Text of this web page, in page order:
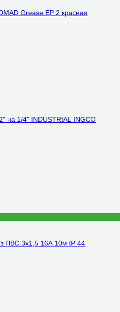
Grease EP 2 красная
на 1/4" INDUSTRIAL INGCO
ПВС 3х1,5 16A 10м IP 44